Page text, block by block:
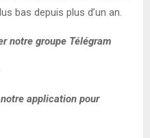
bas depuis plus d’un an.
notre groupe Télégram
application pour